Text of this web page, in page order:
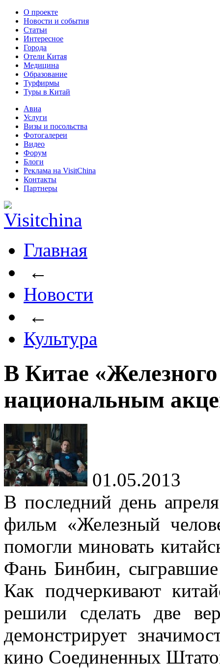
О проекте
Новости и события
Статьи
Интересное
Города
Отели Китая
Медицина
Образование
Турфирмы
Туры в Китай
Авиа
Услуги
Визы и посольства
Фотогалереи
Видео
Форум
Блоги
Реклама на VisitChina
Контакты
Партнеры
Главная
←
Новости
←
Культура
В Китае
национальным
01.05.2013
В последний день
фильм «Железный
помогли миновать
Фань Бинбин, сыгравшие
Как подчеркивают
решили сделать две
демонстрирует
кино Соединенных